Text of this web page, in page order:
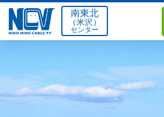
南東北センター（福島）
単品料金
南東北
（米沢）
センター